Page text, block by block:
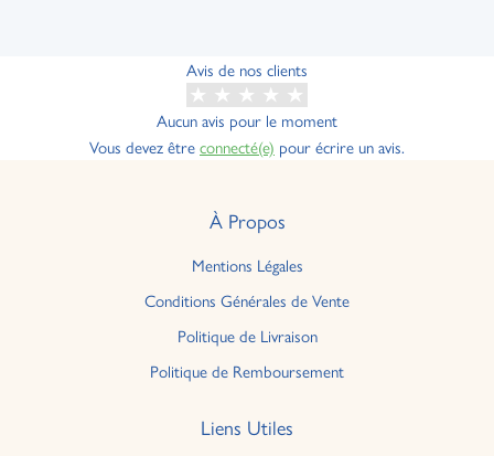
Avis de nos clients
Aucun avis pour le moment
Vous devez êtreconnecté(e) pour écrire un avis.
À Propos
Mentions Légales
Conditions Générales de Vente
Politique de Livraison
Politique de Remboursement
Liens Utiles